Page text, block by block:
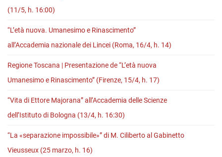
S.
Saba
(Trieste,
(11/5, h. 16:00)
“L’età nuova. Umanesimo e Rinascimento”
all’Accademia nazionale dei Lincei (Roma, 16/4, h. 14)
Regione Toscana | Presentazione de “L’età nuova
Umanesimo e Rinascimento” (Firenze, 15/4, h. 17)
“Vita di Ettore Majorana” all’Accademia delle Scienze
dell’Istituto di Bologna (13/4, h. 16:30)
“La «separazione impossibile»” di M. Ciliberto al Gabinetto
Vieusseux (25 marzo, h. 16)